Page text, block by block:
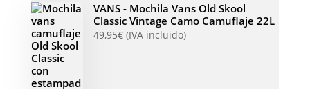
VANS - Mochila Vans Old Skool
Classic Vintage Camo Camuflaje 22L
49,95€ (IVA incluido)